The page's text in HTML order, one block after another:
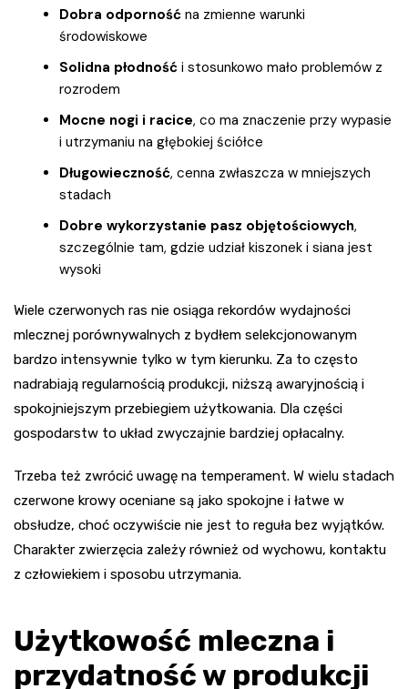
Dobra odporność na zmienne warunki
środowiskowe
Solidna płodność i stosunkowo mało problemów z
rozrodem
Mocne nogi i racice, co ma znaczenie przy wypasie
i utrzymaniu na głębokiej ściółce
Długowieczność, cenna zwłaszcza w mniejszych
stadach
Dobre wykorzystanie pasz objętościowych,
szczególnie tam, gdzie udział kiszonek i siana jest
wysoki
Wiele czerwonych ras nie osiąga rekordów wydajności
mlecznej porównywalnych z bydłem selekcjonowanym
bardzo intensywnie tylko w tym kierunku. Za to często
nadrabiają regularnością produkcji, niższą awaryjnością i
spokojniejszym przebiegiem użytkowania. Dla części
gospodarstw to układ zwyczajnie bardziej opłacalny.
Trzeba też zwrócić uwagę na temperament. W wielu stadach
czerwone krowy oceniane są jako spokojne i łatwe w
obsłudze, choć oczywiście nie jest to reguła bez wyjątków.
Charakter zwierzęcia zależy również od wychowu, kontaktu
z człowiekiem i sposobu utrzymania.
Użytkowość mleczna i
przydatność w produkcji